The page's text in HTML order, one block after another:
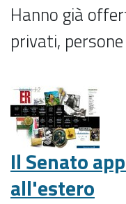
Hanno già
privati,
Il Senato
all'estero